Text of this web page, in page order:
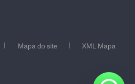
Mapa do site
XML Mapa